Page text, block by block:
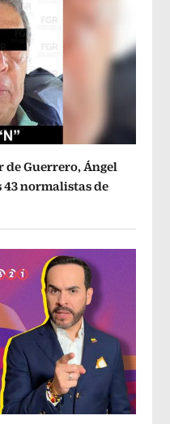
de Guerrero, Ángel
43 normalistas de